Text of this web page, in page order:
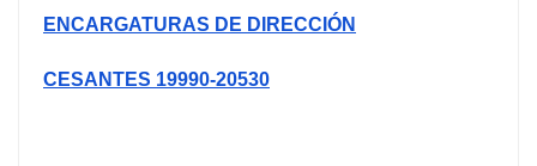
ENCARGATURAS DE DIRECCIÓN
CESANTES 19990-20530